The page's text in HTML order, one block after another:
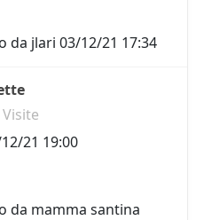
da jlari 03/12/21 17:34
21 19:00
da mamma santina